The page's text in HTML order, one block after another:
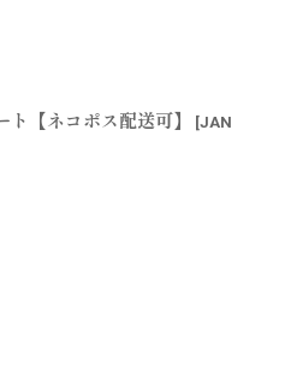
【ネコポス配送可】 [JAN